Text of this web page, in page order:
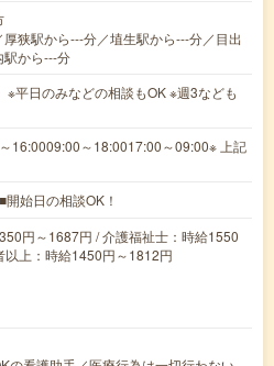
狭駅から---分／埴生駅から---分／目出
駅から---分
※平日のみなどの相談もOK ※週3なども
16:0009:00～18:0017:00～09:00※ 上記
始日の相談OK！
円～1687円 / 介護福祉士：時給1550
以上：時給1450円～1812円